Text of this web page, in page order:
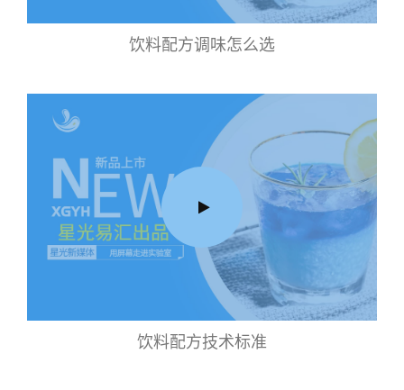
饮料配方调味怎么选
饮料配方技术标准